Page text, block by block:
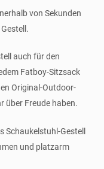
von Sekunden
auch für den
Fatboy-Sitzsack
Original-Outdoor-
über Freude haben.
Schaukelstuhl-Gestell
und platzarm